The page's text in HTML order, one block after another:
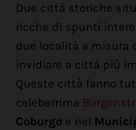
Due città storiche
ricche di spunti
due località a misura
invidiare a città più
Queste città fanno
celeberrima
Coburgo e nel